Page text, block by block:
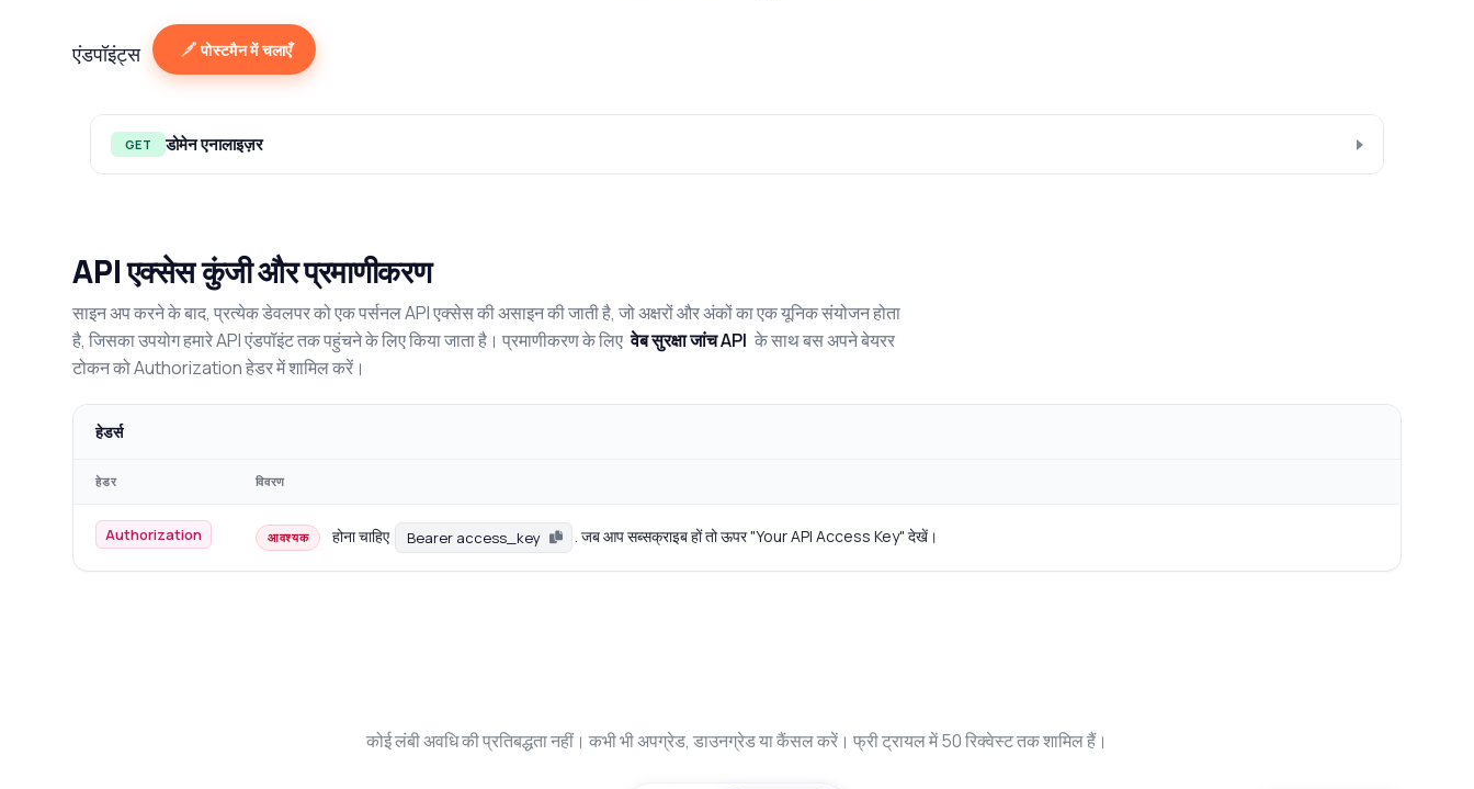
एंडपॉइंट्स पोस्टमैन में चलाएँ
GET डोमेन एनालाइज़र
API एक्सेस कुंजी और प्रमाणीकरण
साइन अप करने के बाद, प्रत्येक डेवलपर को एक पर्सनल API एक्सेस की असाइन की जाती है, जो अक्षरों और अंकों का एक यूनिक संयोजन होता
है, जिसका उपयोग हमारे API एंडपॉइंट तक पहुंचने के लिए किया जाता है। प्रमाणीकरण के लिए वेब सुरक्षा जांच API के साथ बस अपने बेयरर
टोकन को Authorization हेडर में शामिल करें।
हेडर्स
हेडर विवरण
Authorization आवश्यक होना चाहिए Bearer access_key . जब आप सब्सक्राइब हों तो ऊपर "Your API Access Key" देखें।
कोई लंबी अवधि की प्रतिबद्धता नहीं। कभी भी अपग्रेड, डाउनग्रेड या कैंसल करें। फ्री ट्रायल में 50 रिक्वेस्ट तक शामिल हैं।